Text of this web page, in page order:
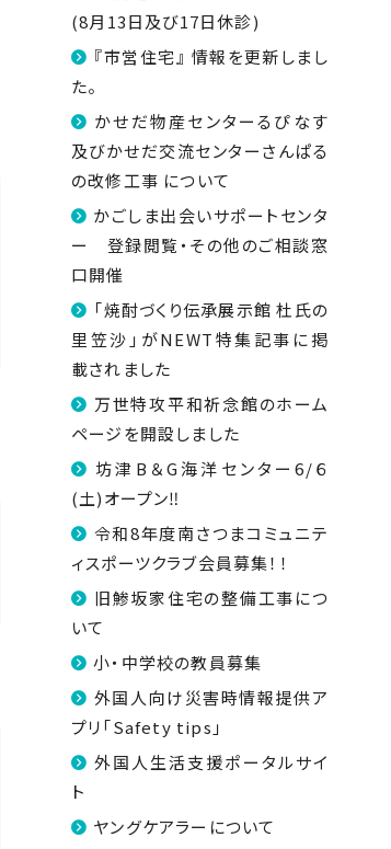
(8月13日及び17日休診)
『市営住宅』 情報を更新しまし
た。
かせだ物産センターるぴなす
及びかせだ交流センターさんぱる
の改修工事 について
かごしま出会いサポートセンタ
ー 登録閲覧・その他のご相談窓
口開催
「焼酎づくり伝承展示館 杜氏の
里笠沙」がNEWT特集記事に掲
載されました
万世特攻平和祈念館のホーム
ページを開設しました
坊津B＆G海洋センター6/６
(土)オープン‼
令和8年度南さつまコミュニテ
ィスポーツクラブ会員募集！！
旧鯵坂家住宅の整備工事につ
いて
小・中学校の教員募集
外国人向け災害時情報提供ア
プリ「Safety tips」
外国人生活支援ポータルサイ
ト
ヤングケアラーについて